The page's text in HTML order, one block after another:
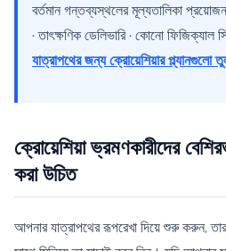
বর্তমান গন্তব্যস্থলের মূল্যতালিকা
• তাৎক্ষণিক ডেলিভারি • কোনো ফিজিক্যাল
যাত্রাপথের জন্য ক্রোয়েশিয়ার প্ল্যানগুলো
ক্রোয়েশিয়া ভ্রমণকারীদের
করা উচিত
আপনার যাত্রাপথের রূপরেখা দিয়ে শুরু করুন,